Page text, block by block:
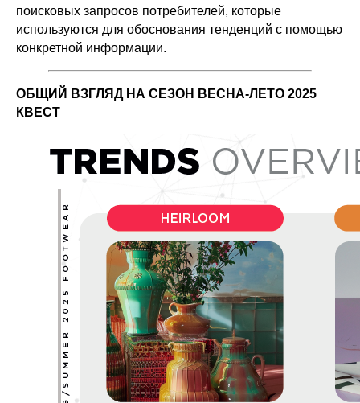
поисковых запросов потребителей, которые
используются для обоснования тенденций с помощью
конкретной информации.
ОБЩИЙ ВЗГЛЯД НА СЕЗОН ВЕСНА-ЛЕТО 2025
КВЕСТ